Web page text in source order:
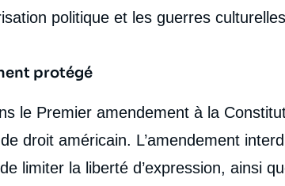
politique et les guerres
protégé
le Premier amendement à la
droit américain. L’amendement
limiter la liberté d’expression, ainsi
Image
de
couverture
de
publication
d’expression face aux
septembre 2025.